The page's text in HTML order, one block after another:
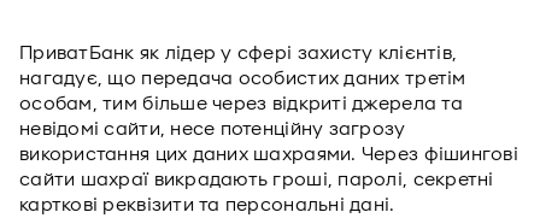
ПриватБанк як лідер у сфері захисту клієнтів,
нагадує, що передача особистих даних третім
особам, тим більше через відкриті джерела та
невідомі сайти, несе потенційну загрозу
використання цих даних шахраями. Через фішингові
сайти шахраї викрадають гроші, паролі, секретні
карткові реквізити та персональні дані.